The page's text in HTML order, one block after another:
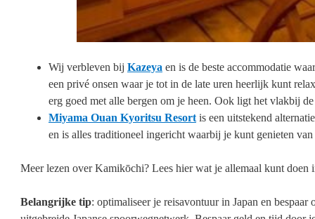
Wij verbleven bij Kazeya en is de beste accommodatie
een privé onsen waar je tot in de late uren heerlijk kunt
erg goed met alle bergen om je heen. Ook ligt het vlakbij
Miyama Ouan Kyoritsu Resort is een uitstekend
en is alles traditioneel ingericht waarbij je kunt genieten
Meer lezen over Kamikōchi? Lees hier wat je allemaal kunt doen
Belangrijke tip: optimaliseer je reisavontuur in Japan en bespaar